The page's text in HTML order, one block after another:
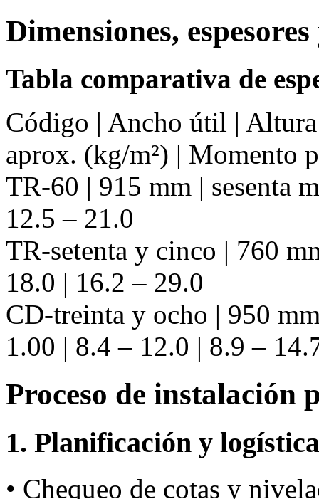
Dimensiones,
Tabla comparativa de
Código | Ancho útil |
aprox. (kg/m²) | Momento
TR-60 | 915 mm | sesenta
12.5 – 21.0
TR-setenta y cinco | 760
18.0 | 16.2 – 29.0
CD-treinta y ocho | 950
1.00 | 8.4 – 12.0 | 8.9 –
Proceso de instalación
1. Planificación y
• Chequeo de cotas y